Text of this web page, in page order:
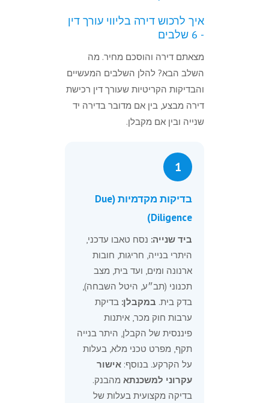
איך לרכוש דירה בליווי עורך דין
- 6 שלבים
מצאתם דירה והוסכם מחיר. מה
השלב הבא? להלן השלבים המעשיים
והבדיקות הקריטיות שעורך דין רכישת
דירה מבצע, בין אם מדובר בדירה יד
שנייה ובין אם מקבלן.
1
בדיקות מקדמיות (Due
Diligence)
ביד שנייה: נסח טאבו עדכני,
היתרי בנייה, חריגות, חובות
ארנונה ומים, ועד בית, מצב
תכנוני (תב״ע, היטל השבחה),
בדק בית. במקבלן: בדיקת
ערבות חוק מכר, איתנות
פיננסית של הקבלן, היתר בנייה
תקף, מפרט טכני מלא, בעלות
על הקרקע. בנוסף: אישור
עקרוני למשכנתא מהבנק.
בדיקה מקצועית בעלות של